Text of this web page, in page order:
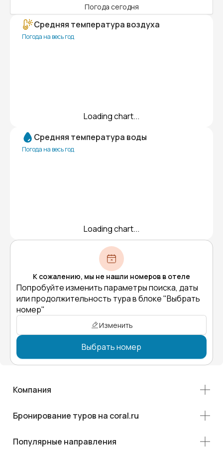
Погода сегодня
Средняя температура воздуха
Погода на весь год
Loading chart...
Средняя температура воды
Погода на весь год
Loading chart...
К сожалению, мы не нашли номеров в отеле
Попробуйте изменить параметры поиска, даты
или продолжительность тура в блоке "Выбрать
номер"
Изменить
Выбрать номер
Компания
Бронирование туров на coral.ru
Популярные направления